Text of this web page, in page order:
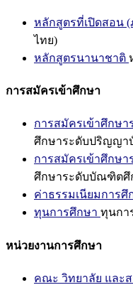
หลักสูตรที่เปิดสอน
ไทย)
หลักสูตรนานาชาติ
การสมัครเข้าศึกษา
การสมัครเข้าศึกษ
ศึกษาระดับปริญญ
การสมัครเข้าศึกษ
ศึกษาระดับบัณฑิตศึ
ค่าธรรมเนียมการศึ
ทุนการศึกษา ทุนกา
หน่วยงานการศึกษา
คณะ วิทยาลัย และ